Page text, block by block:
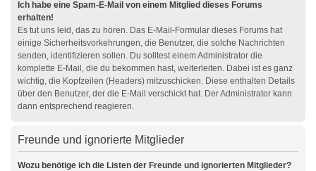
Ich habe eine Spam-E-Mail von einem Mitglied dieses Forums
erhalten!
Es tut uns leid, das zu hören. Das E-Mail-Formular dieses Forums hat
einige Sicherheitsvorkehrungen, die Benutzer, die solche Nachrichten
senden, identifizieren sollen. Du solltest einem Administrator die
komplette E-Mail, die du bekommen hast, weiterleiten. Dabei ist es ganz
wichtig, die Kopfzeilen (Headers) mitzuschicken. Diese enthalten Details
über den Benutzer, der die E-Mail verschickt hat. Der Administrator kann
dann entsprechend reagieren.
Freunde und ignorierte Mitglieder
Wozu benötige ich die Listen der Freunde und ignorierten Mitglieder?